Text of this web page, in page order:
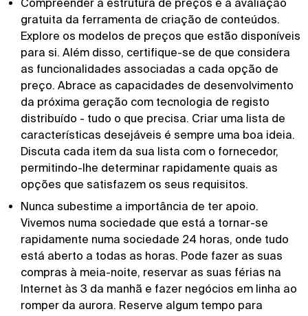
Compreender a estrutura de preços e a avaliação
gratuita da ferramenta de criação de conteúdos.
Explore os modelos de preços que estão disponíveis
para si. Além disso, certifique-se de que considera
as funcionalidades associadas a cada opção de
preço. Abrace as capacidades de desenvolvimento
da próxima geração com tecnologia de registo
distribuído - tudo o que precisa. Criar uma lista de
características desejáveis é sempre uma boa ideia.
Discuta cada item da sua lista com o fornecedor,
permitindo-lhe determinar rapidamente quais as
opções que satisfazem os seus requisitos.
Nunca subestime a importância de ter apoio.
Vivemos numa sociedade que está a tornar-se
rapidamente numa sociedade 24 horas, onde tudo
está aberto a todas as horas. Pode fazer as suas
compras à meia-noite, reservar as suas férias na
Internet às 3 da manhã e fazer negócios em linha ao
romper da aurora. Reserve algum tempo para